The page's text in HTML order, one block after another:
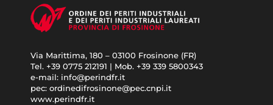
Via Marittima, 180 – 03100 Frosinone (FR)
Tel. +39 0775 212191 | Mob. +39 339 5800343
e-mail: info@perindfr.it
pec: ordinedifrosinone@pec.cnpi.it
www.perindfr.it